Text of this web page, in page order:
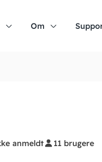
Om
anmeldt 11 brugere